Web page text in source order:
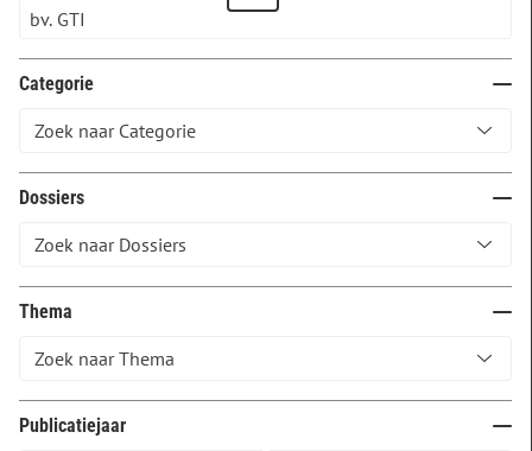
Categorie
Dossiers
Thema
Publicatiejaar